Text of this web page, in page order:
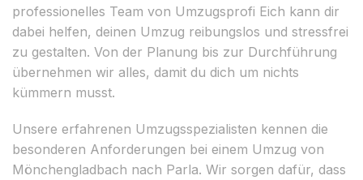
professionelles Team von Umzugsprofi Eich kann dir
dabei helfen, deinen Umzug reibungslos und stressfrei
zu gestalten. Von der Planung bis zur Durchführung
übernehmen wir alles, damit du dich um nichts
kümmern musst.
Unsere erfahrenen Umzugsspezialisten kennen die
besonderen Anforderungen bei einem Umzug von
Mönchengladbach nach Parla. Wir sorgen dafür, dass